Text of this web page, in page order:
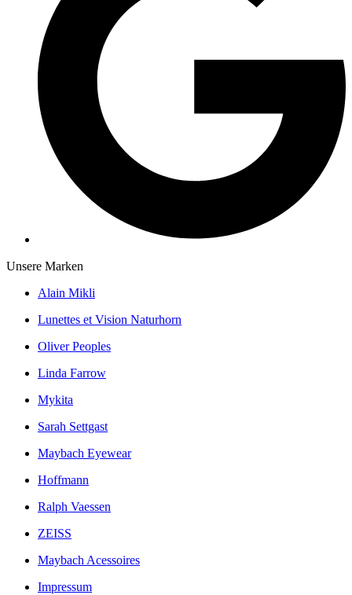
Unsere Marken
Alain Mikli
Lunettes et Vision Naturhorn
Oliver Peoples
Linda Farrow
Mykita
Sarah Settgast
Maybach Eyewear
Hoffmann
Ralph Vaessen
ZEISS
Maybach Acessoires
Impressum